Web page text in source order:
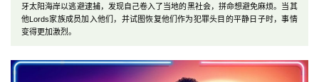
牙太阳海岸以逃避逮捕，发现自己卷入了当地的黑社会，拼命想避免麻烦。当其
他Lords家族成员加入他们，并试图恢复他们作为犯罪头目的平静日子时，事情
变得更加激烈。